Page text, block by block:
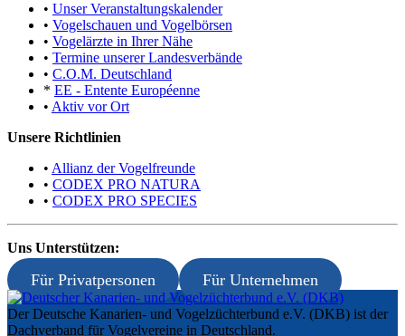
• Unser Veranstaltungskalender
• Vogelschauen und Vogelbörsen
• Vogelärzte in Ihrer Nähe
• Termine unserer Landesverbände
• C.O.M. Deutschland
* EE - Entente Européenne
• Aktiv vor Ort
Unsere Richtlinien
• Allianz der Vogelfreunde
• CODEX PRO NATURA
• CODEX PRO SPECIES
Uns Unterstützen:
Für Privatpersonen Für Unternehmen
Der Deutsche Kanarien- und Vogelzüchterbund e.V. (DKB) ist der
Dachverband für Vogelvereine in Deutschland.